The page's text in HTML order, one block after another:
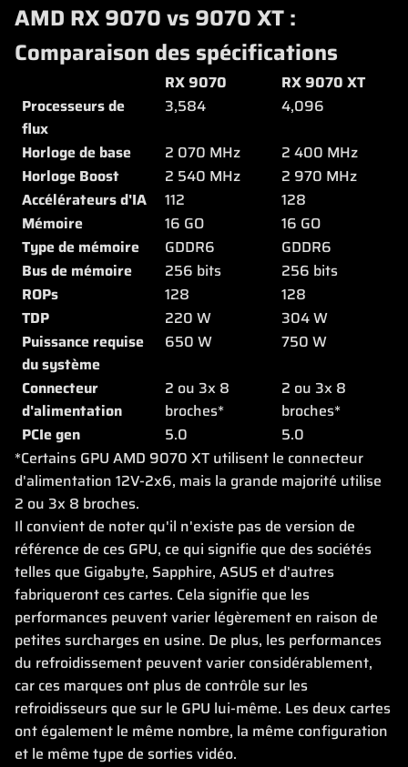
AMD RX 9070 vs 9070 XT :
Comparaison des spécifications
RX 9070
RX 9070 XT
Processeurs de
flux
3,584 4,096
Horloge de base 2 070 MHz
2 400 MHz
Horloge Boost
2 540 MHz
2 970 MHz
Accélérateurs d'IA
112
128
Mémoire
16 GO
16 GO
Type de mémoire
GDDR6
GDDR6
Bus de mémoire
256 bits
256 bits
ROPs
128
128
TDP
220 W
304 W
Puissance requise
du système
650 W 750 W
Connecteur
d'alimentation
2 ou 3x 8
broches*
2 ou 3x 8
broches*
PCIe gen
5.0
5.0
*Certains GPU AMD 9070 XT utilisent le connecteur
d'alimentation 12V-2x6, mais la grande majorité utilise
2 ou 3x 8 broches.
Il convient de noter qu'il n'existe pas de version de
référence de ces GPU, ce qui signifie que des sociétés
telles que Gigabyte, Sapphire, ASUS et d'autres
fabriqueront ces cartes. Cela signifie que les
performances peuvent varier légèrement en raison de
petites surcharges en usine. De plus, les performances
du refroidissement peuvent varier considérablement,
car ces marques ont plus de contrôle sur les
refroidisseurs que sur le GPU lui-même. Les deux cartes
ont également le même nombre, la même configuration
et le même type de sorties vidéo.